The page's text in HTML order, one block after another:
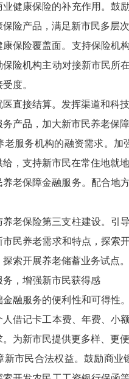
业健康保险的补充作用。
险产品，满足新市民多层
康保险覆盖面。支持保险
险机构主动对接新市民所
度。
医直接结算。发挥渠道和
产品，加大新市民养老保
老服务机构的融资需求。
，支持新市民在常住地就
养老保障金融服务。配合
养老保险第三支柱建设。
民养老需求和特点，探索
索开展养老储蓄业务试点。
务，增强新市民获得感
金融服务的便利性和可得
借记卡工本费、年费、小
为新市民提供更多样、更
新市民合法权益。鼓励商